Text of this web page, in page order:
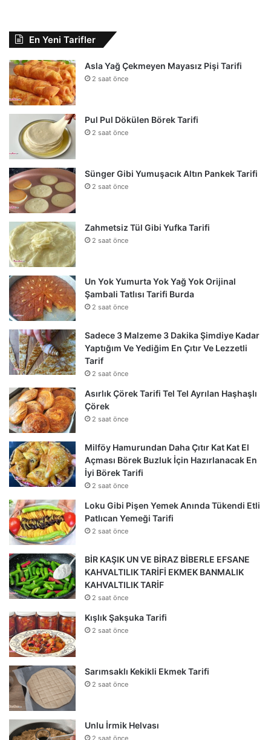
En Yeni Tarifler
Asla Yağ Çekmeyen Mayasız Pişi Tarifi
2 saat önce
Pul Pul Dökülen Börek Tarifi
2 saat önce
Sünger Gibi Yumuşacık Altın Pankek Tarifi
2 saat önce
Zahmetsiz Tül Gibi Yufka Tarifi
2 saat önce
Un Yok Yumurta Yok Yağ Yok Orijinal
Şambali Tatlısı Tarifi Burda
2 saat önce
Sadece 3 Malzeme 3 Dakika Şimdiye Kadar
Yaptığım Ve Yediğim En Çıtır Ve Lezzetli
Tarif
2 saat önce
Asırlık Çörek Tarifi Tel Tel Ayrılan Haşhaşlı
Çörek
2 saat önce
Milföy Hamurundan Daha Çıtır Kat Kat El
Açması Börek Buzluk İçin Hazırlanacak En
İyi Börek Tarifi
2 saat önce
Loku Gibi Pişen Yemek Anında Tükendi Etli
Patlıcan Yemeği Tarifi
2 saat önce
BİR KAŞIK UN VE BİRAZ BİBERLE EFSANE
KAHVALTILIK TARİFİ EKMEK BANMALIK
KAHVALTILIK TARİF
2 saat önce
Kışlık Şakşuka Tarifi
2 saat önce
Sarımsaklı Kekikli Ekmek Tarifi
2 saat önce
Unlu İrmik Helvası
2 saat önce